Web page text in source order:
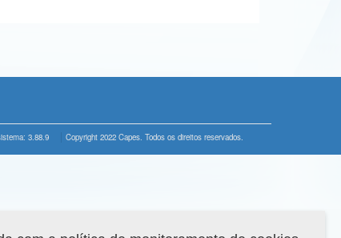
3.88.9 Copyright 2022 Capes. Todos os direitos reservados.